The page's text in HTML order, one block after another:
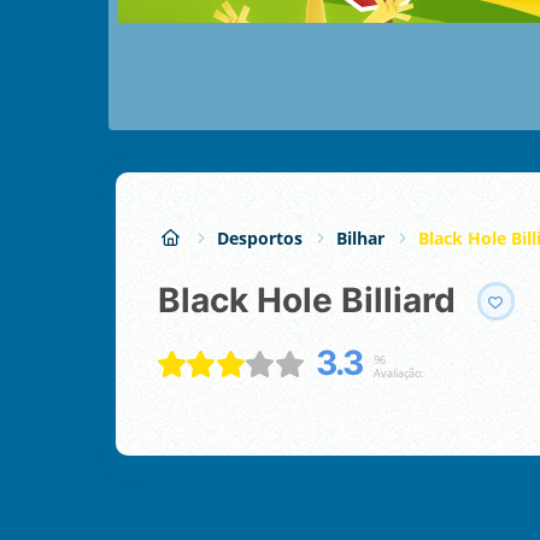
Desportos Bilhar Black Hole
Black Hole Billiard
3.3
96
Avaliação: